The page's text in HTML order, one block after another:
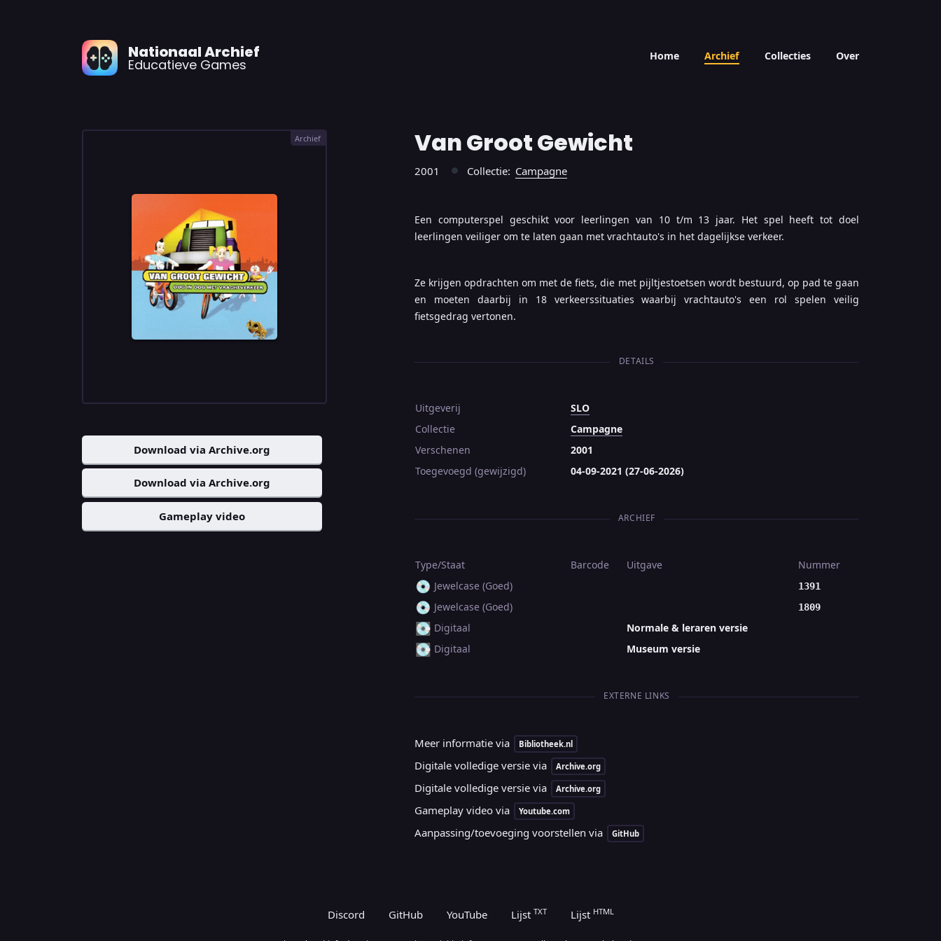
Nationaal Archief
Educatieve Games
Home Archief Collecties Over
Archief
Download via Archive.org
Download via Archive.org
Gameplay video
Van Groot Gewicht
2001 ● Collectie: Campagne
Een computerspel geschikt voor leerlingen van 10 t/m 13 jaar. Het spel heeft tot doel
leerlingen veiliger om te laten gaan met vrachtauto's in het dagelijkse verkeer.
Ze krijgen opdrachten om met de fiets, die met pijltjestoetsen wordt bestuurd, op pad te gaan
en moeten daarbij in 18 verkeerssituaties waarbij vrachtauto's een rol spelen veilig
fietsgedrag vertonen.
DETAILS
Uitgeverij
SLO
Collectie
Campagne
Verschenen
2001
Toegevoegd (gewijzigd)
04-09-2021 (27-06-2026)
ARCHIEF
Type/Staat Barcode Uitgave Nummer
💿 Jewelcase (Goed) 1391
💿 Jewelcase (Goed) 1809
💽 Digitaal Normale & leraren versie
💽 Digitaal Museum versie
EXTERNE LINKS
Meer informatie via Bibliotheek.nl
Digitale volledige versie via Archive.org
Digitale volledige versie via Archive.org
Gameplay video via Youtube.com
Aanpassing/toevoeging voorstellen via GitHub
Discord GitHub YouTube Lijst TXT Lijst HTML